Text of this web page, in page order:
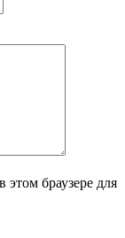
этом браузере для